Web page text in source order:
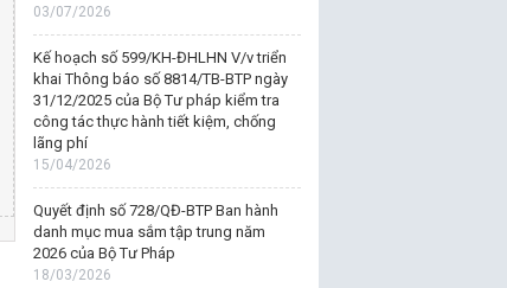
03/07/2026
Kế hoạch số 599/KH-ĐHLHN V/v triển
khai Thông báo số 8814/TB-BTP ngày
31/12/2025 của Bộ Tư pháp kiểm tra
công tác thực hành tiết kiệm, chống
lãng phí
15/04/2026
Quyết định số 728/QĐ-BTP Ban hành
danh mục mua sắm tập trung năm
2026 của Bộ Tư Pháp
18/03/2026